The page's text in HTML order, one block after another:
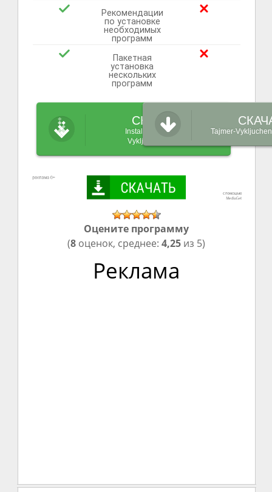
Рекомендации
по установке
необходимых
программ
Пакетная
установка
нескольких
программ
СКАЧАТЬ
InstallPack_Tajmer-
Vykljucheniya.exe
Tajmer-
Оцените программу
(8 оценок, среднее:4,25 из 5)
Реклама